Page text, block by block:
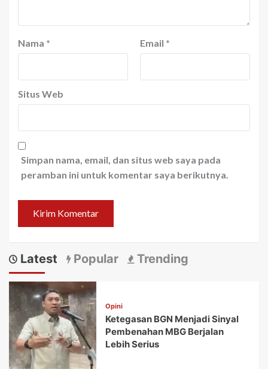
Nama * Email *
Situs Web
Simpan nama, email, dan situs web saya pada
peramban ini untuk komentar saya berikutnya.
Latest Popular Trending
Opini
Ketegasan BGN Menjadi Sinyal
Pembenahan MBG Berjalan
Lebih Serius